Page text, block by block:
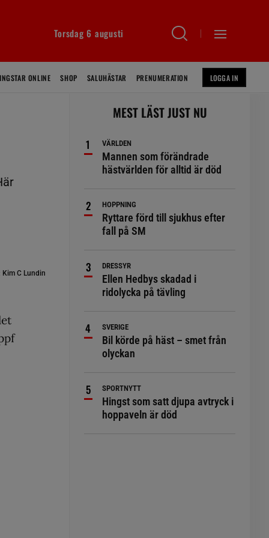
Torsdag 6 augusti
ONLINE SHOP SALUHÄSTAR PRENUMERATION LOGGA IN
Kim C Lundin
MEST LÄST JUST NU
VÄRLDEN
Mannen som förändrade
hästvärlden för alltid är död
HOPPNING
Ryttare förd till sjukhus efter
fall på SM
DRESSYR
Ellen Hedbys skadad i
ridolycka på tävling
SVERIGE
Bil körde på häst – smet från
olyckan
SPORTNYTT
Hingst som satt djupa avtryck i
hoppaveln är död